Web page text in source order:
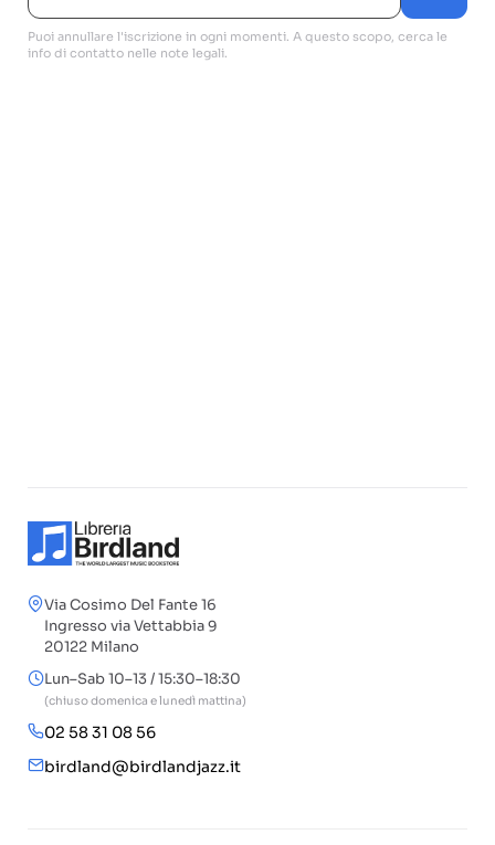
Puoi annullare l'iscrizione in ogni momenti. A questo scopo, cerca le
info di contatto nelle note legali.
Via Cosimo Del Fante 16
Ingresso via Vettabbia 9
20122 Milano
Lun–Sab 10–13 / 15:30–18:30
(chiuso domenica e lunedì mattina)
02 58 31 08 56
birdland@birdlandjazz.it